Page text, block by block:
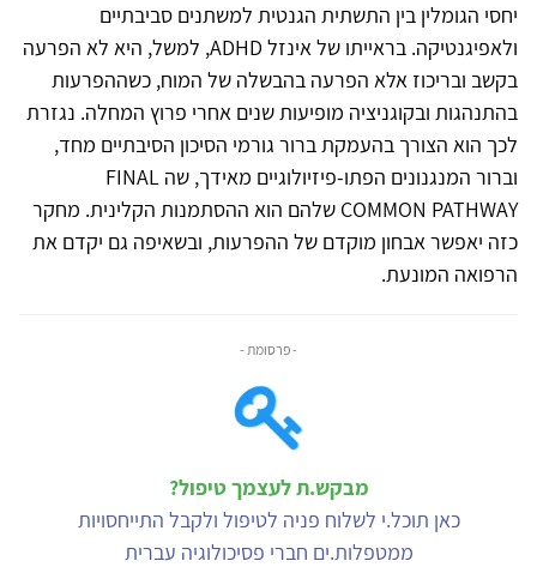
יחסי הגומלין בין התשתית הגנטית למשתנים סביבתיים
ולאפיגנטיקה. בראייתו של אינזל ADHD, למשל, היא לא הפרעה
בקשב ובריכוז אלא הפרעה בהבשלה של המוח, כשההפרעות
בהתנהגות ובקוגניציה מופיעות שנים אחרי פרוץ המחלה. נגזרת
לכך הוא הצורך בהעמקת ברור גורמי הסיכון הסיבתיים מחד,
וברור המנגנונים הפתו-פיזיולוגיים מאידך, שה FINAL
COMMON PATHWAY שלהם הוא ההסתמנות הקלינית. מחקר
כזה יאפשר אבחון מוקדם של ההפרעות, ובשאיפה גם יקדם את
הרפואה המונעת.
- פרסומת -
מבקש.ת לעצמך טיפול?
כאן תוכל.י לשלוח פניה לטיפול ולקבל התייחסויות
ממטפלות.ים חברי פסיכולוגיה עברית